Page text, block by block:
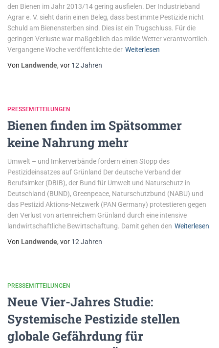
den Bienen im Jahr 2013/14 gering ausfielen. Der Industrieband
Agrar e. V. sieht darin einen Beleg, dass bestimmte Pestizide nicht
Schuld am Bienensterben sind. Dies ist ein Trugschluss. Für die
geringen Verluste war maßgeblich das milde Wetter verantwortlich.
Vergangene Woche veröffentlichte der Weiterlesen
Von Landwende, vor 12 Jahren
PRESSEMITTEILUNGEN
Bienen finden im Spätsommer
keine Nahrung mehr
Umwelt – und Imkerverbände fordern einen Stopp des
Pestizideinsatzes auf Grünland Der deutsche Verband der
Berufsimker (DBIB), der Bund für Umwelt und Naturschutz in
Deutschland (BUND), Greenpeace, Naturschutzbund (NABU) und
das Pestizid Aktions-Netzwerk (PAN Germany) protestieren gegen
den Verlust von artenreichem Grünland durch eine intensive
landwirtschaftliche Bewirtschaftung. Damit gehen den Weiterlesen
Von Landwende, vor 12 Jahren
PRESSEMITTEILUNGEN
Neue Vier-Jahres Studie:
Systemische Pestizide stellen
globale Gefährdung für